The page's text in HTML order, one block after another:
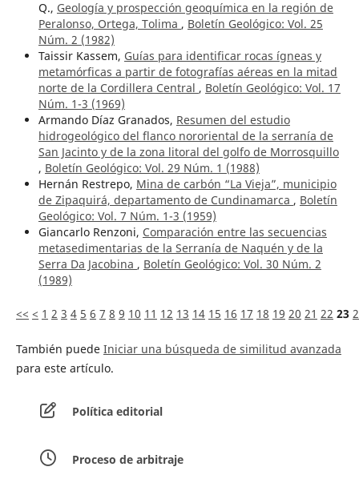
Q., Geología y prospección geoquímica en la región de
Peralonso, Ortega, Tolima , Boletín Geológico: Vol. 25
Núm. 2 (1982)
Taissir Kassem, Guías para identificar rocas ígneas y
metamórficas a partir de fotografías aéreas en la mitad
norte de la Cordillera Central , Boletín Geológico: Vol. 17
Núm. 1-3 (1969)
Armando Díaz Granados, Resumen del estudio
hidrogeológico del flanco nororiental de la serranía de
San Jacinto y de la zona litoral del golfo de Morrosquillo
, Boletín Geológico: Vol. 29 Núm. 1 (1988)
Hernán Restrepo, Mina de carbón “La Vieja”, municipio
de Zipaquirá, departamento de Cundinamarca , Boletín
Geológico: Vol. 7 Núm. 1-3 (1959)
Giancarlo Renzoni, Comparación entre las secuencias
metasedimentarias de la Serranía de Naquén y de la
Serra Da Jacobina , Boletín Geológico: Vol. 30 Núm. 2
(1989)
<< < 1 2 3 4 5 6 7 8 9 10 11 12 13 14 15 16 17 18 19 20 21 22 23
También puede Iniciar una búsqueda de similitud avanzada
para este artículo.
Política editorial
Proceso de arbitraje